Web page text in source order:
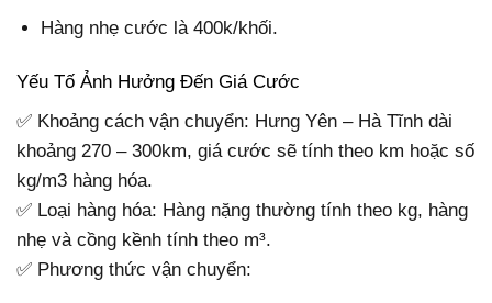
Hàng nhẹ cước là 400k/khối.
Yếu Tố Ảnh Hưởng Đến Giá Cước
✅ Khoảng cách vận chuyển: Hưng Yên – Hà Tĩnh dài
khoảng 270 – 300km, giá cước sẽ tính theo km hoặc số
kg/m3 hàng hóa.
✅ Loại hàng hóa: Hàng nặng thường tính theo kg, hàng
nhẹ và cồng kềnh tính theo m³.
✅ Phương thức vận chuyển: